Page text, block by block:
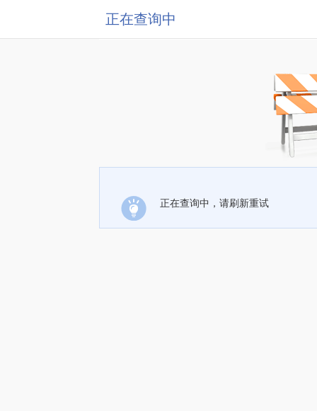
正在查询中
正在查询中，请刷新重试